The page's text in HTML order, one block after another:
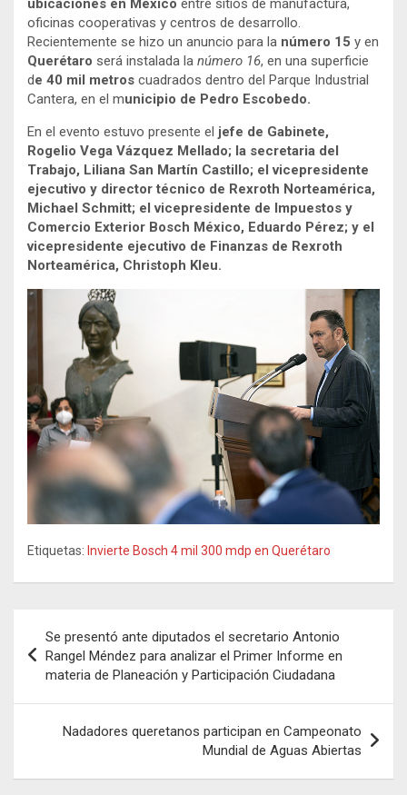
ubicaciones en México entre sitios de manufactura,
oficinas cooperativas y centros de desarrollo.
Recientemente se hizo un anuncio para la número 15 y en
Querétaro será instalada la número 16, en una superficie
de 40 mil metros cuadrados dentro del Parque Industrial
Cantera, en el municipio de Pedro Escobedo.
En el evento estuvo presente el jefe de Gabinete,
Rogelio Vega Vázquez Mellado; la secretaria del
Trabajo, Liliana San Martín Castillo; el vicepresidente
ejecutivo y director técnico de Rexroth Norteamérica,
Michael Schmitt; el vicepresidente de Impuestos y
Comercio Exterior Bosch México, Eduardo Pérez; y el
vicepresidente ejecutivo de Finanzas de Rexroth
Norteamérica, Christoph Kleu.
Etiquetas: Invierte Bosch 4 mil 300 mdp en Querétaro
de
entradas
Se presentó ante diputados el secretario Antonio
Rangel Méndez para analizar el Primer Informe en
materia de Planeación y Participación Ciudadana
Nadadores queretanos participan en Campeonato
Mundial de Aguas Abiertas